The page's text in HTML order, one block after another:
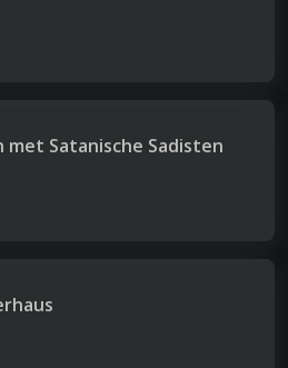
Satanische Sadisten